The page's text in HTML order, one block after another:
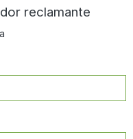
reclamante